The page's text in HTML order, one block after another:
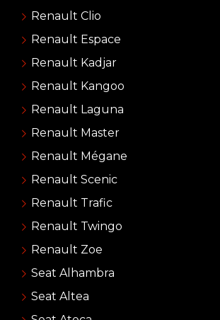
Renault Clio
Renault Espace
Renault Kadjar
Renault Kangoo
Renault Laguna
Renault Master
Renault Mégane
Renault Scenic
Renault Trafic
Renault Twingo
Renault Zoe
Seat Alhambra
Seat Altea